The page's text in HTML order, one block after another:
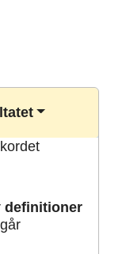
definitioner